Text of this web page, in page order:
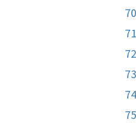
70
71
72
73
74
75